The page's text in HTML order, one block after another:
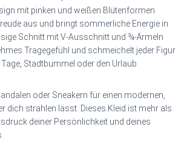
mit pinken und weißen Blütenformen
aus und bringt sommerliche Energie in
Schnitt mit V-Ausschnitt und ¾-Ärmeln
Tragegefühl und schmeichelt jeder Figur
Stadtbummel oder den Urlaub.
oder Sneakern für einen modernen,
dich strahlen lässt. Dieses Kleid ist mehr als
deiner Persönlichkeit und deines